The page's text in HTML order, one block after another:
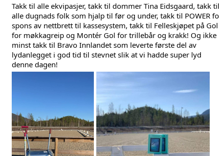
Takk til alle ekvipasjer, takk til dommer Tina Eidsgaard, takk til
alle dugnads folk som hjalp til før og under, takk til POWER
spons av nettbrett til kassesystem, takk til Felleskjøpet på Gol
for møkkagreip og Montér Gol for trillebår og krakk! Og ikke
minst takk til Bravo Innlandet som leverte første del av
lydanlegget i god tid til stevnet slik at vi hadde super lyd
denne dagen!